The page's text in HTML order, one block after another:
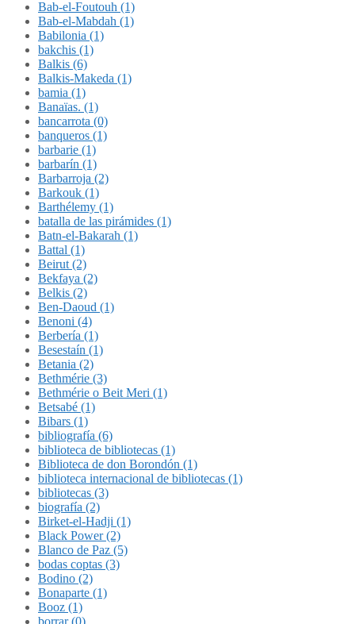
Bab-el-Foutouh (1)
Bab-el-Mabdah (1)
Babilonia (1)
bakchis (1)
Balkis (6)
Balkis-Makeda (1)
bamia (1)
Banaïas. (1)
bancarrota (0)
banqueros (1)
barbarie (1)
barbarín (1)
Barbarroja (2)
Barkouk (1)
Barthélemy (1)
batalla de las pirámides (1)
Batn-el-Bakarah (1)
Battal (1)
Beirut (2)
Bekfaya (2)
Belkis (2)
Ben-Daoud (1)
Benoni (4)
Berbería (1)
Besestaín (1)
Betania (2)
Bethmérie (3)
Bethmérie o Beit Meri (1)
Betsabé (1)
Bibars (1)
bibliografía (6)
biblioteca de bibliotecas (1)
Biblioteca de don Borondón (1)
biblioteca internacional de bibliotecas (1)
bibliotecas (3)
biografía (2)
Birket-el-Hadji (1)
Black Power (2)
Blanco de Paz (5)
bodas coptas (3)
Bodino (2)
Bonaparte (1)
Booz (1)
borrar (0)